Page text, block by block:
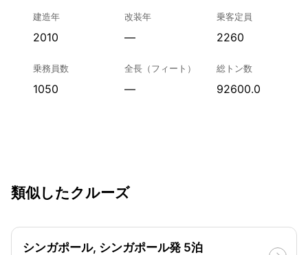
建造年
2010
改装年
—
乗客定員
2260
乗務員数
1050
全長（フィート）
—
総トン数
92600.0
類似したクルーズ
シンガポール, シンガポール発 5泊